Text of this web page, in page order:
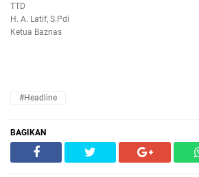
TTD
H. A. Latif, S.Pdi
Ketua Baznas
#Headline
BAGIKAN